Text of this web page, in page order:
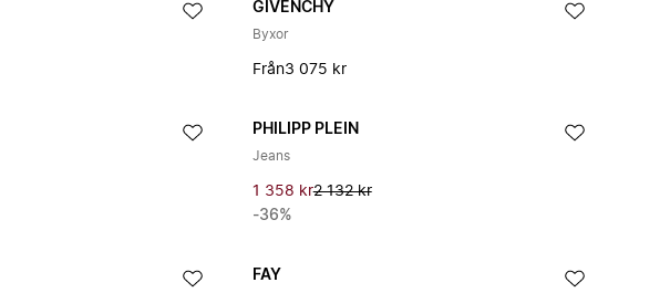
GIVENCHY
Byxor
Från3 075 kr
PHILIPP PLEIN
Jeans
1 358 kr2 132 kr
-36%
FAY